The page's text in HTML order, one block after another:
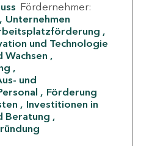
Fördernehmer:
Unternehmen
und Technologie
Wachsen
und
Förderung
Investitionen in
Beratung